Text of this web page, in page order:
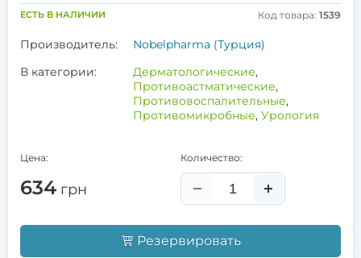
ЕСТЬ В НАЛИЧИИ Код товара: 1539
Производитель:
Nobelpharma (Турция)
В категории:
Дерматологические,
Противоастматические,
Противовоспалительные,
Противомикробные, Урология
Цена:
634 грн
Количество:
Резервировать